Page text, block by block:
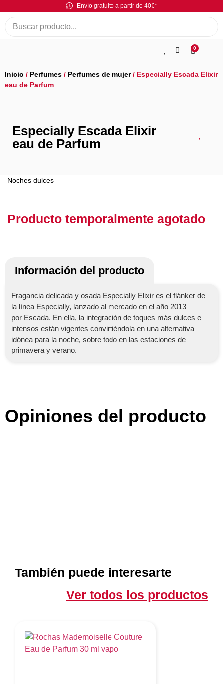
Envío gratuito a partir de 40€*
0
Inicio / Perfumes / Perfumes de mujer/ Especially Escada Elixir
eau de Parfum
Especially Escada Elixir
eau de Parfum
Noches dulces
Producto temporalmente agotado
Información del producto
Fragancia delicada y osada Especially Elixir es el flánker de
la línea Especially, lanzado al mercado en el año 2013
por Escada. En ella, la integración de toques más dulces e
intensos están vigentes convirtiéndola en una alternativa
idónea para la noche, sobre todo en las estaciones de
primavera y verano.
Opiniones del producto
También puede interesarte
Ver todos los productos